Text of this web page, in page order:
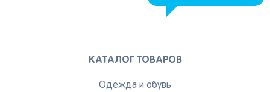
КАТАЛОГ ТОВАРОВ
Одежда и обувь